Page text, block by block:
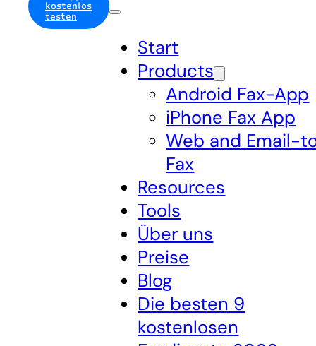
kostenlos
testen
Start
Products
Android Fax-App
iPhone Fax App
Web and Email-
Fax
Resources
Tools
Über uns
Preise
Blog
Die besten 9
kostenlosen